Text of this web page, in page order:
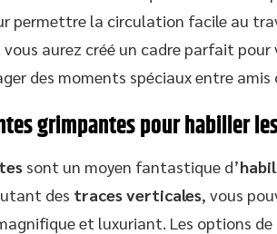
permettre la circulation facile au
aurez créé un cadre parfait pour
des moments spéciaux entre amis
grimpantes pour habiller
sont un moyen fantastique d’
des traces verticales, vous
et luxuriant. Les options de